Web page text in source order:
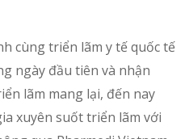
cùng triển lãm y tế quốc tế
ngày đầu tiên và nhận
lãm mang lại, đến nay
xuyên suốt triển lãm với